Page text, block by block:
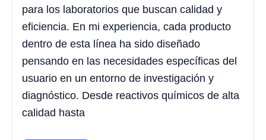
para los laboratorios que buscan calidad y
eficiencia. En mi experiencia, cada producto
dentro de esta línea ha sido diseñado
pensando en las necesidades específicas del
usuario en un entorno de investigación y
diagnóstico. Desde reactivos químicos de alta
calidad hasta